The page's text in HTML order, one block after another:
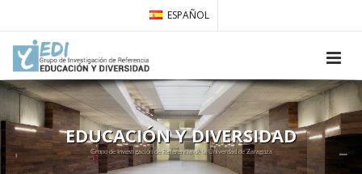
ESPAÑOL
EDUCACIÓN Y DIVERSIDAD
Grupo de Investigación de Referencia de la Univerdad de Zaragoza